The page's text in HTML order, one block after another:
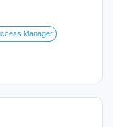
Manager